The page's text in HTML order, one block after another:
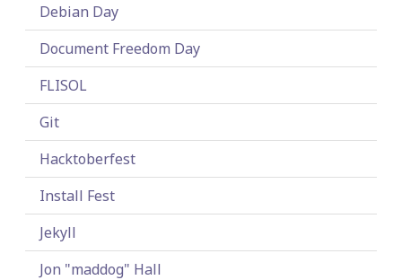
Debian Day
Document Freedom Day
FLISOL
Git
Hacktoberfest
Install Fest
Jekyll
Jon "maddog" Hall